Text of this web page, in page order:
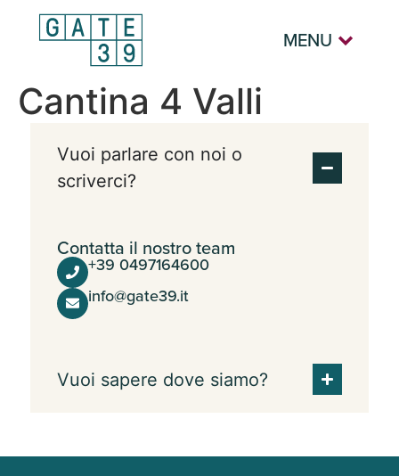
MENU
Cantina 4 Valli
Vuoi parlare con noi o
scriverci?
Contatta il nostro team
+39 0497164600
info@gate39.it
Vuoi sapere dove siamo?